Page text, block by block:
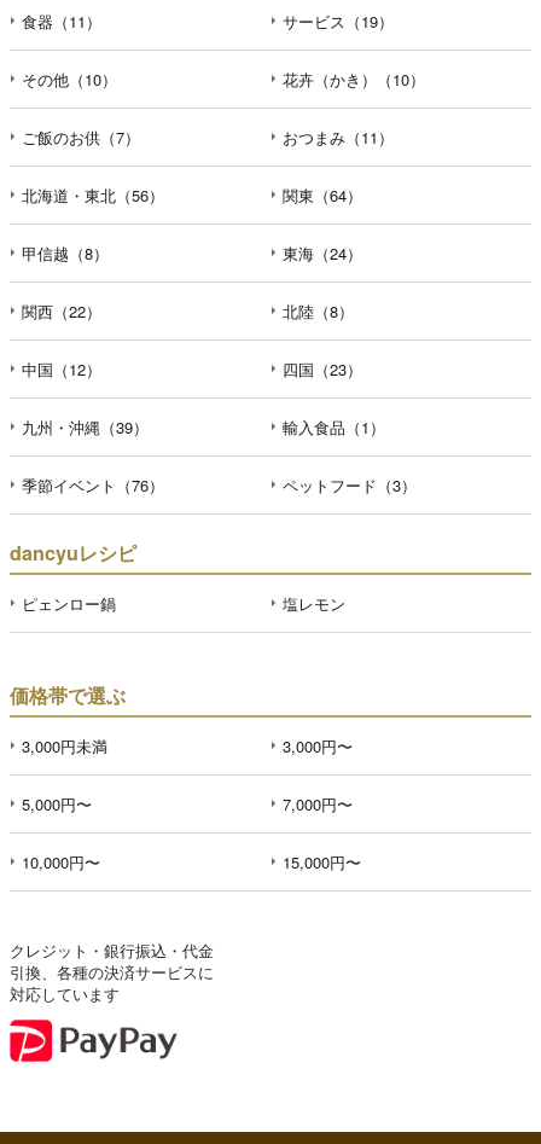
食器（11） サービス（19）
その他（10） 花卉（かき）（10）
ご飯のお供（7） おつまみ（11）
北海道・東北（56） 関東（64）
甲信越（8） 東海（24）
関西（22） 北陸（8）
中国（12） 四国（23）
九州・沖縄（39） 輸入食品（1）
季節イベント（76） ペットフード（3）
dancyuレシピ
ピェンロー鍋 塩レモン
価格帯で選ぶ
3,000円未満 3,000円〜
5,000円〜 7,000円〜
10,000円〜 15,000円〜
クレジット・銀行振込・代金
引換、各種の決済サービスに
対応しています